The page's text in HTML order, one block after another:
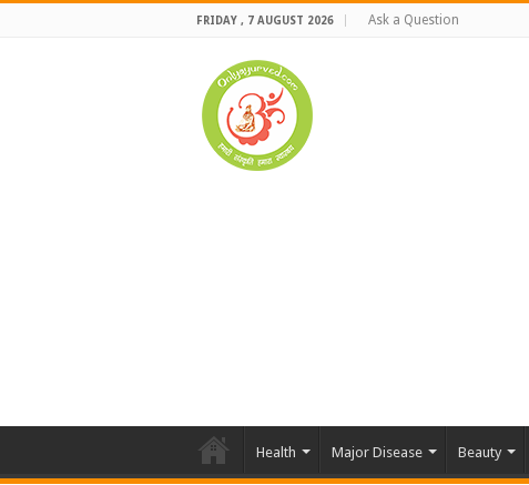
FRIDAY , 7 AUGUST 2026 Ask a Question
Health Major Disease Beauty